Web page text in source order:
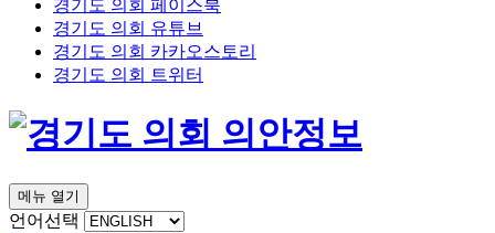
경기도 의회 페이스북
경기도 의회 유튜브
경기도 의회 카카오스토리
경기도 의회 트위터
메뉴 열기
언어선택